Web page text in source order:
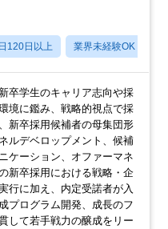
120日以上 業界未経験OK
卒学生のキャリア志向や採
境に鑑み、戦略的視点で採
新卒採用候補者の母集団形
ルデベロップメント、候補
ケーション、オファーマネ
新卒採用における戦略・企
行に加え、内定受諾者が入
プログラム開発、成長のフ
して若手戦力の醸成をリー